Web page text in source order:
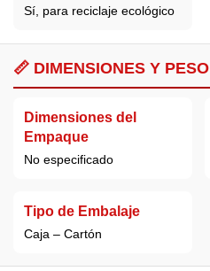
Sí, para reciclaje ecológico
📏 DIMENSIONES Y PESO
Dimensiones del
Empaque
No especificado
Tipo de Embalaje
Caja – Cartón